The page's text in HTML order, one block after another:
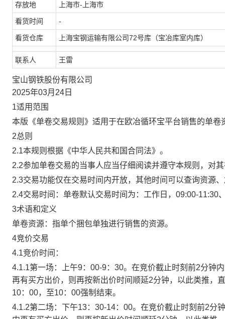
存放地 上海市-上海市
看货时间 -
看货仓库 上海宝钢运输有限公司72号库（宝冶库室内库）
联系人 王雷
宝山钢铁股份有限公司
2025年03月24日
1适用范围
本版《单卷交易规则》适用于在欧冶循环宝平台销售的单卷
2总则
2.1本规则根据《中华人民共和国合同法》。
2.2参加单卷交易的当事人应当仔细阅读并遵守本规则，对
2.3交易功能仅在交易时间内开放，其他时间可以查询资源
2.4交易时间：单卷默认交易时间为：工作日，09:00-11:30
3术语和定义
单卷资源：指单个捆包单独进行销售的资源。
4竞价交易
4.1竞价时间：
4.1.1第一场：上午9：00-9：30。在竞价截止时刻前2分钟
再有买方出价，则再按新出价时间顺延2分钟，以此类推，
10：00，至10：00强制结束。
4.1.2第二场：下午13：30-14：00。在竞价截止时刻前2分